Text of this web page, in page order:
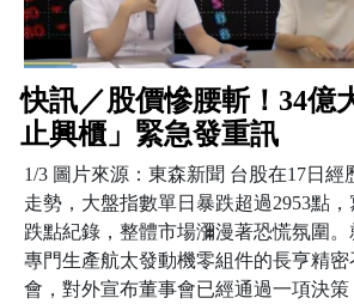
快訊／股價慘腰斬！34億
止興櫃」緊急發重訊
1/3 圖片來源：東森新聞 台股在17日經
走勢，大盤指數單日暴跌超過2953點
跌點紀錄，整體市場瀰漫著恐慌氛圍。
專門生產航太發動機零組件的長亨精
會，對外宣布董事會已經通過一項決